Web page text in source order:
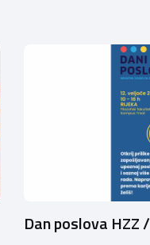
Dan poslova HZZ